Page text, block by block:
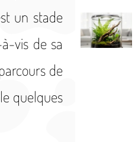
un stade
vis de sa
de
quelques